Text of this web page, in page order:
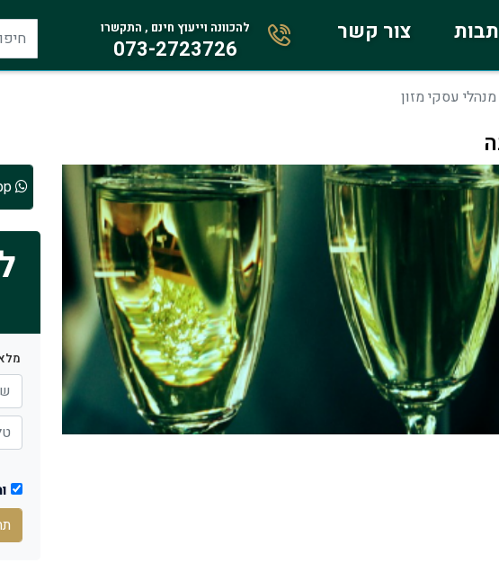
צור קשר להכוונה וייעוץ חינם , התקשרו
073-2723726
להתקשר
מנהלי עסקי מזון
WhatsApp